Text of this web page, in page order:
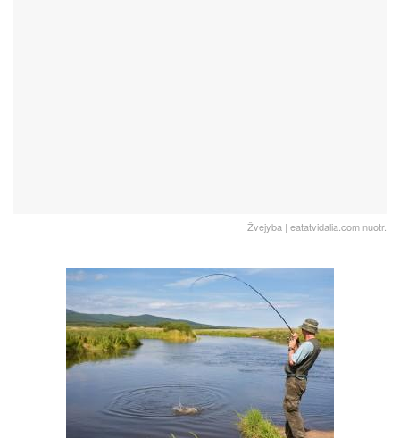
Žvejyba | eatatvidalia.com nuotr.